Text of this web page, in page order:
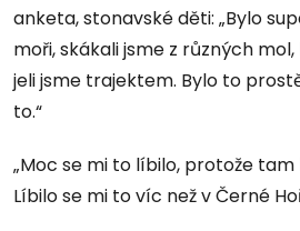
anketa, stonavské děti: „Bylo
moři, skákali jsme z různých
jeli jsme trajektem. Bylo to
to.“
„Moc se mi to líbilo, protože
Líbilo se mi to víc než v Černé